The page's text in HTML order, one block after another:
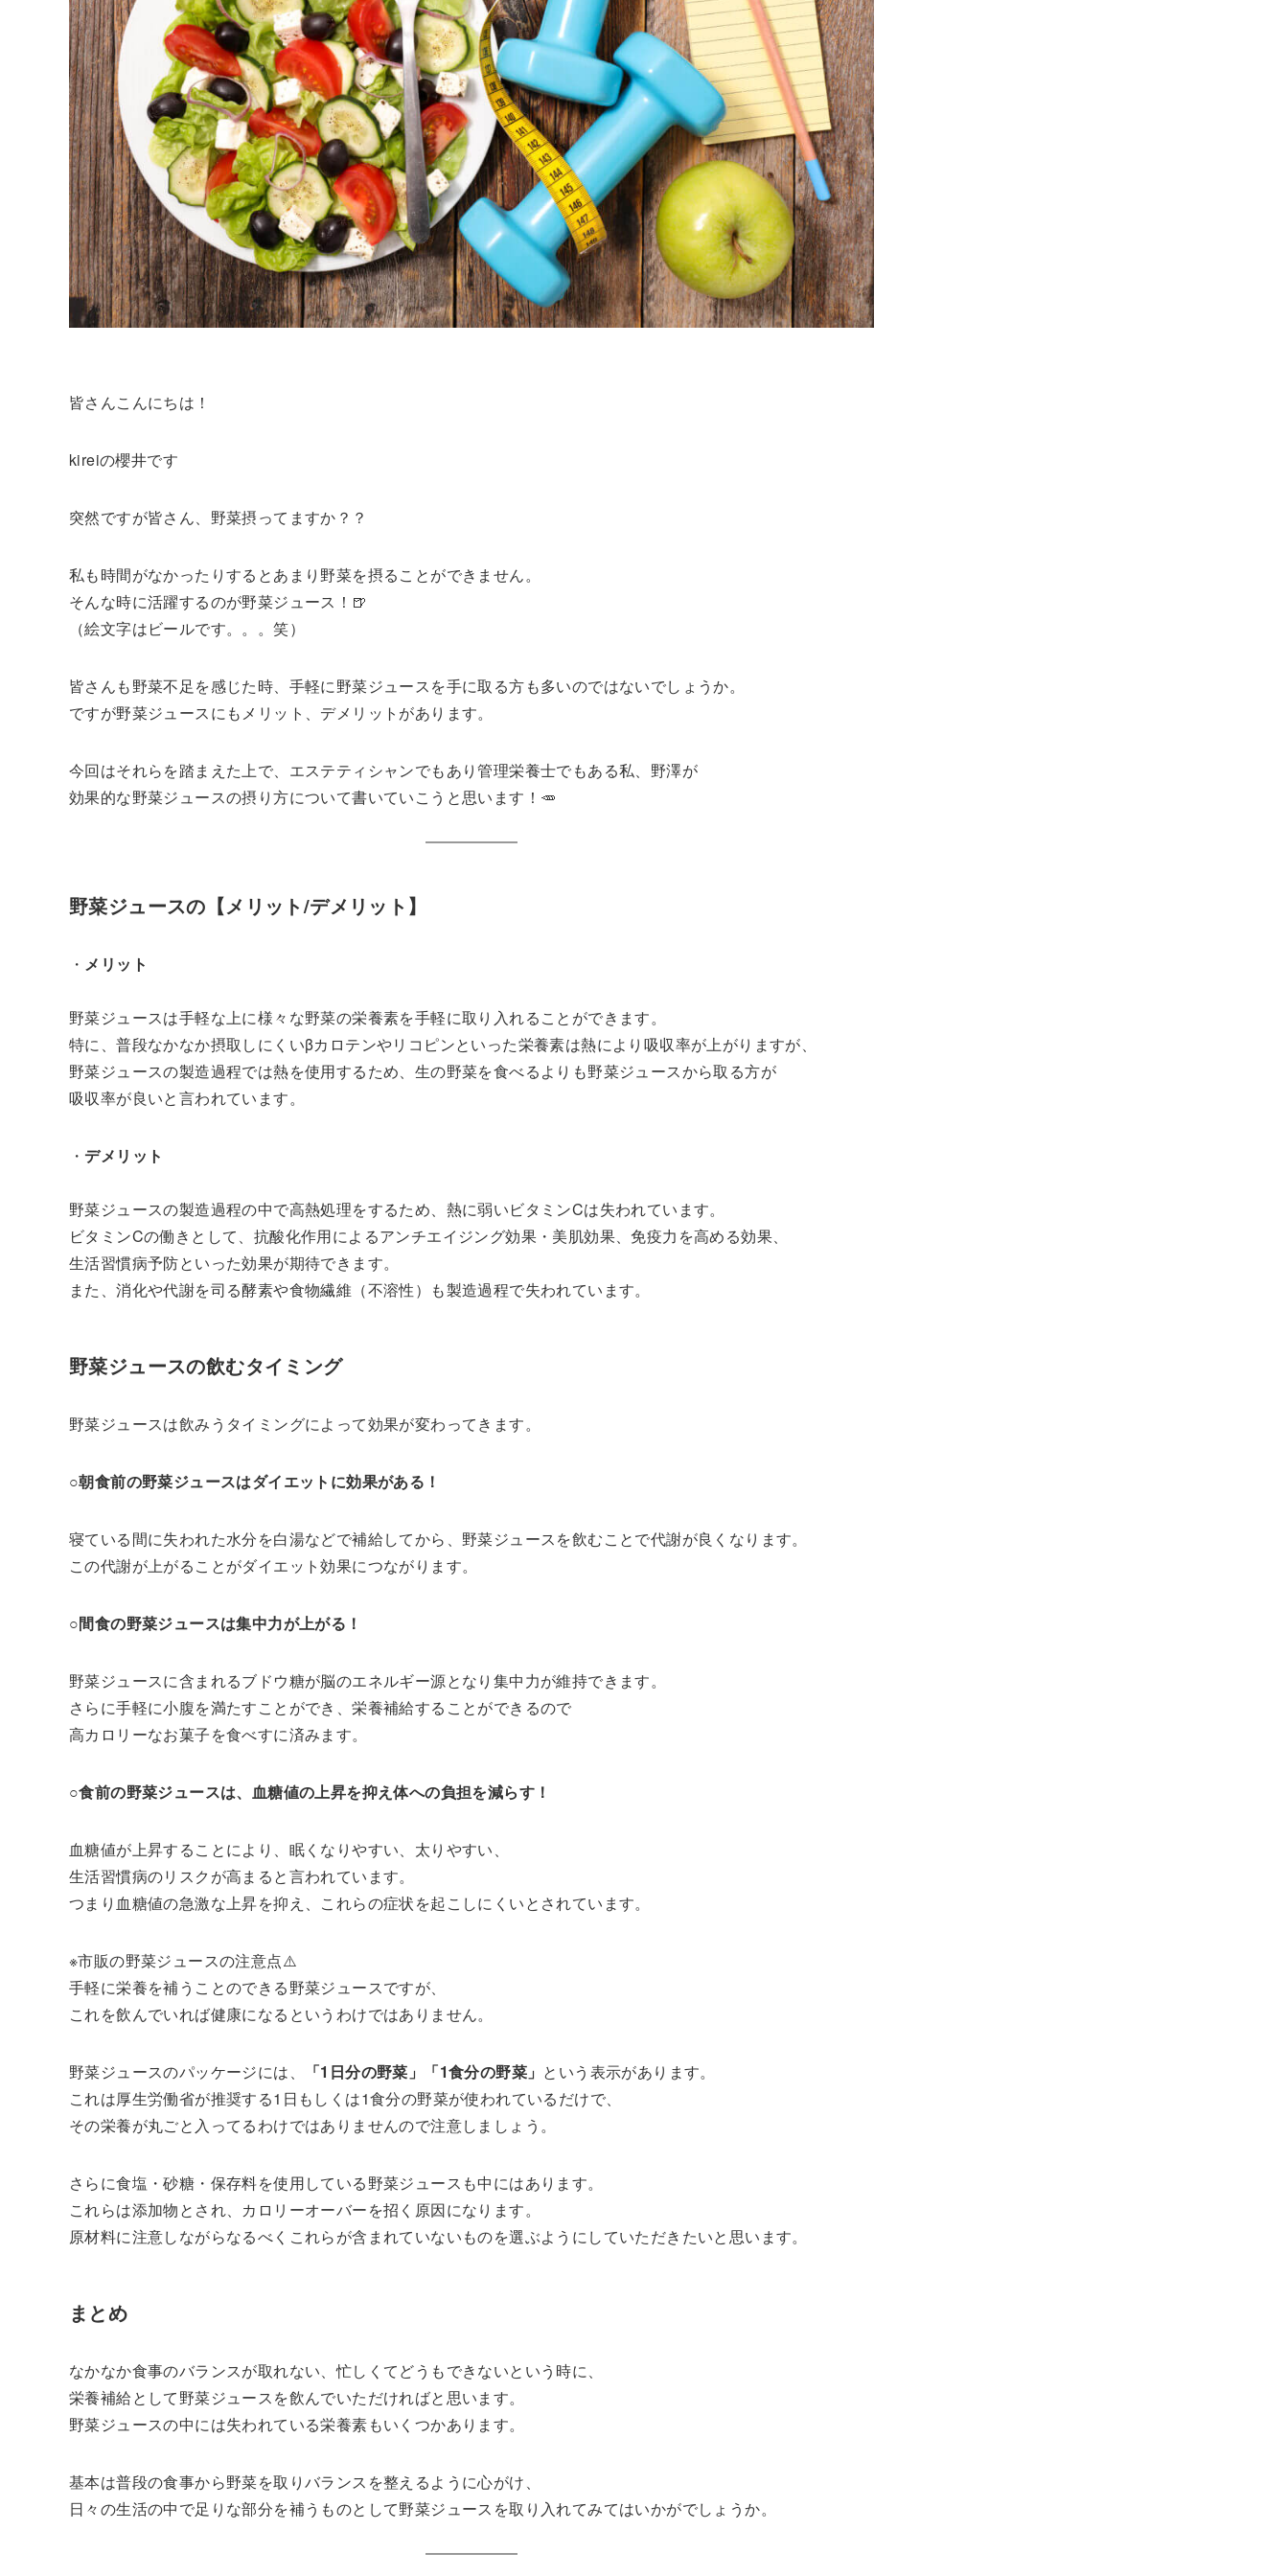
皆さんこんにちは！
kireiの櫻井です
突然ですが皆さん、野菜摂ってますか？？
私も時間がなかったりするとあまり野菜を摂ることができません。
そんな時に活躍するのが野菜ジュース！🍺
（絵文字はビールです。。。笑）
皆さんも野菜不足を感じた時、手軽に野菜ジュースを手に取る方も多いのではないでしょうか。
ですが野菜ジュースにもメリット、デメリットがあります。
今回はそれらを踏まえた上で、エステティシャンでもあり管理栄養士でもある私、野澤が
効果的な野菜ジュースの摂り方について書いていこうと思います！🥕
野菜ジュースの【メリット/デメリット】
・ メリット
野菜ジュースは手軽な上に様々な野菜の栄養素を手軽に取り入れることができます。
特に、普段なかなか摂取しにくいβカロテンやリコピンといった栄養素は熱により吸収率が上がりますが、
野菜ジュースの製造過程では熱を使用するため、生の野菜を食べるよりも野菜ジュースから取る方が
吸収率が良いと言われています。
・ デメリット
野菜ジュースの製造過程の中で高熱処理をするため、熱に弱いビタミンCは失われています。
ビタミンCの働きとして、抗酸化作用によるアンチエイジング効果・美肌効果、免疫力を高める効果、
生活習慣病予防といった効果が期待できます。
また、消化や代謝を司る酵素や食物繊維（不溶性）も製造過程で失われています。
野菜ジュースの飲むタイミング
野菜ジュースは飲みうタイミングによって効果が変わってきます。
○朝食前の野菜ジュースはダイエットに効果がある！
寝ている間に失われた水分を白湯などで補給してから、野菜ジュースを飲むことで代謝が良くなります。
この代謝が上がることがダイエット効果につながります。
○間食の野菜ジュースは集中力が上がる！
野菜ジュースに含まれるブドウ糖が脳のエネルギー源となり集中力が維持できます。
さらに手軽に小腹を満たすことができ、栄養補給することができるので
高カロリーなお菓子を食べすに済みます。
○食前の野菜ジュースは、血糖値の上昇を抑え体への負担を減らす！
血糖値が上昇することにより、眠くなりやすい、太りやすい、
生活習慣病のリスクが高まると言われています。
つまり血糖値の急激な上昇を抑え、これらの症状を起こしにくいとされています。
※市販の野菜ジュースの注意点⚠️
手軽に栄養を補うことのできる野菜ジュースですが、
これを飲んでいれば健康になるというわけではありません。
野菜ジュースのパッケージには、 「1日分の野菜」「1食分の野菜」 という表示があります。
これは厚生労働省が推奨する1日もしくは1食分の野菜が使われているだけで、
その栄養が丸ごと入ってるわけではありませんので注意しましょう。
さらに食塩・砂糖・保存料を使用している野菜ジュースも中にはあります。
これらは添加物とされ、カロリーオーバーを招く原因になります。
原材料に注意しながらなるべくこれらが含まれていないものを選ぶようにしていただきたいと思います。
まとめ
なかなか食事のバランスが取れない、忙しくてどうもできないという時に、
栄養補給として野菜ジュースを飲んでいただければと思います。
野菜ジュースの中には失われている栄養素もいくつかあります。
基本は普段の食事から野菜を取りバランスを整えるように心がけ、
日々の生活の中で足りな部分を補うものとして野菜ジュースを取り入れてみてはいかがでしょうか。